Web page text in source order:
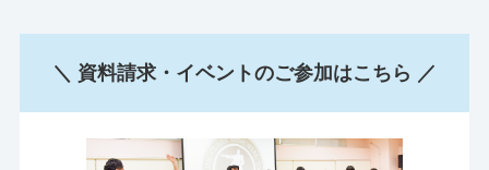
＼ 資料請求・イベントのご参加はこちら ／